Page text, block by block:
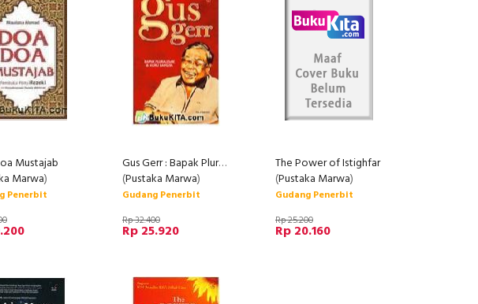
Mustajab
Marwa)
Penerbit
Gus Gerr : Bapak Pluralisme dan Guru Bangsa
(Pustaka Marwa)
Gudang Penerbit
Rp 32.400
Rp 25.920
The Power of Istighfar
(Pustaka Marwa)
Gudang Penerbit
Rp 25.200
Rp 20.160